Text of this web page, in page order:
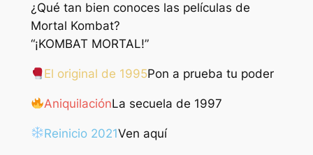
¿Qué tan bien conoces las películas de
Mortal Kombat?
“¡KOMBAT MORTAL!”
El original de 1995Pon a prueba tu poder
AniquilaciónLa secuela de 1997
Reinicio 2021Ven aquí